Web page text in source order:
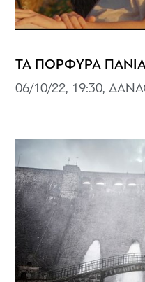
ΤΑ ΠΟΡΦΥΡΑ ΠΑΝΙΑ
06/10/22, 19:30,